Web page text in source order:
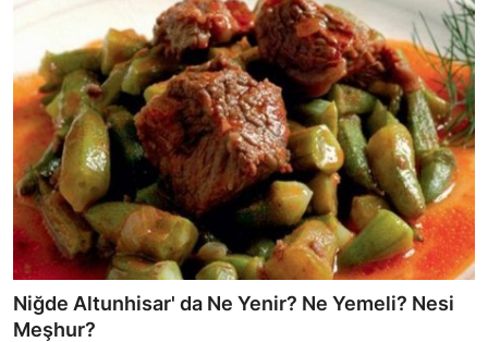
Niğde Altunhisar' da Ne Yenir? Ne Yemeli? Nesi
Meşhur?